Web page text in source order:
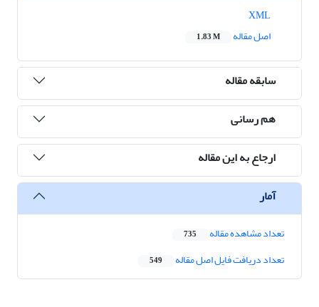
اصل مقاله
1.83 M
سابقه مقاله
هم رسانی
ارجاع به این مقاله
آمار
تعداد مشاهده مقاله 735
تعداد دریافت فایل اصل مقاله 549